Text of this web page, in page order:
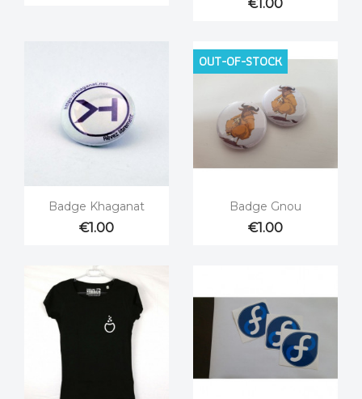
€1.00
Quick view
Badge Khaganat
€1.00
Quick view
Badge Gnou
€1.00
OUT-OF-STOCK